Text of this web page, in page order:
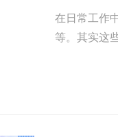
在日常工作
等。其实这